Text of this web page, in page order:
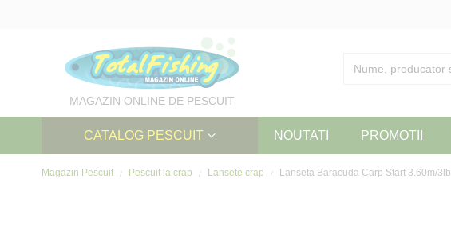
MAGAZIN ONLINE DE PESCUIT
CATALOG PESCUIT NOUTATI PROMOTII
Magazin Pescuit Pescuit la crap Lansete crap Lanseta Baracuda Carp Start 3.60m/3lb